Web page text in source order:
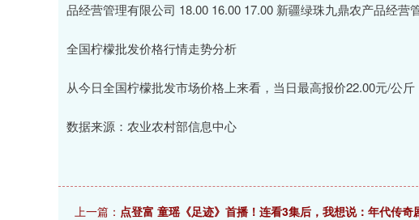
品经营管理有限公司 18.00 16.00 17.00 新疆绿珠九鼎农产品经营
全国柠檬批发价格行情走势分析
从今日全国柠檬批发市场价格上来看，当日最高报价22.00元/公斤
数据来源：农业农村部信息中心
上一篇： 点登富 童瑶《足迹》首播！连看3集后，我想说：年代传奇